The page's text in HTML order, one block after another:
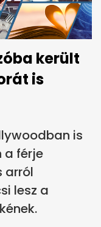
került
is
is
a férje
arról
lesz a